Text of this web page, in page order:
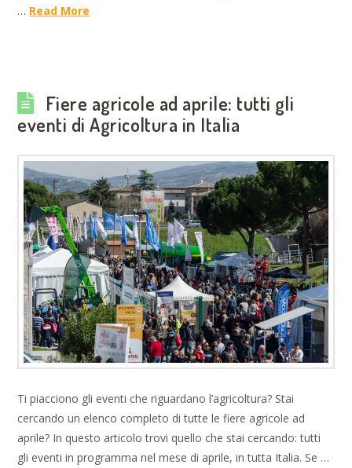
… Read More
Fiere agricole ad aprile: tutti gli
eventi di Agricoltura in Italia
Ti piacciono gli eventi che riguardano l’agricoltura? Stai
cercando un elenco completo di tutte le fiere agricole ad
aprile? In questo articolo trovi quello che stai cercando: tutti
gli eventi in programma nel mese di aprile, in tutta Italia. Se …